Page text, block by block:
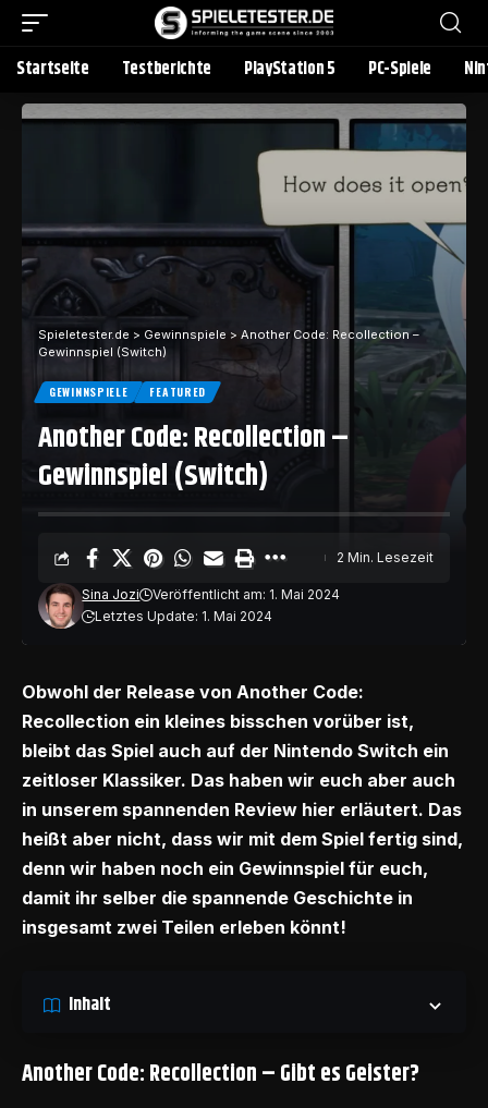
Startseite Testberichte PlayStation 5 PC-Spiele
Spieletester.de > Gewinnspiele > Another Code: Recollection –
Gewinnspiel (Switch)
GEWINNSPIELE FEATURED
Another Code: Recollection –
Gewinnspiel (Switch)
Sina Jozi
Veröffentlicht am: 1. Mai 2024
Letztes Update: 1. Mai 2024
2 Min. Lesezeit
Obwohl der Release von Another Code:
Recollection ein kleines bisschen vorüber ist,
bleibt das Spiel auch auf der Nintendo Switch ein
zeitloser Klassiker. Das haben wir euch aber auch
in unserem spannenden Review hier erläutert. Das
heißt aber nicht, dass wir mit dem Spiel fertig sind,
denn wir haben noch ein Gewinnspiel für euch,
damit ihr selber die spannende Geschichte in
insgesamt zwei Teilen erleben könnt!
Inhalt
Another Code: Recollection – Gibt es Geister?